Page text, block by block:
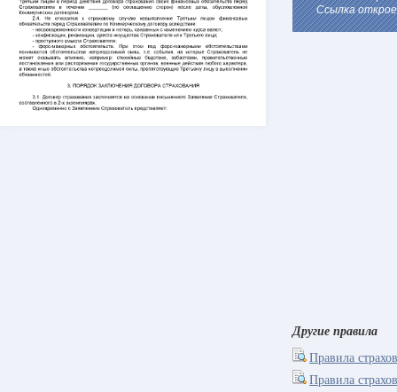
Ссылка
Другие правила
Правила
Правила